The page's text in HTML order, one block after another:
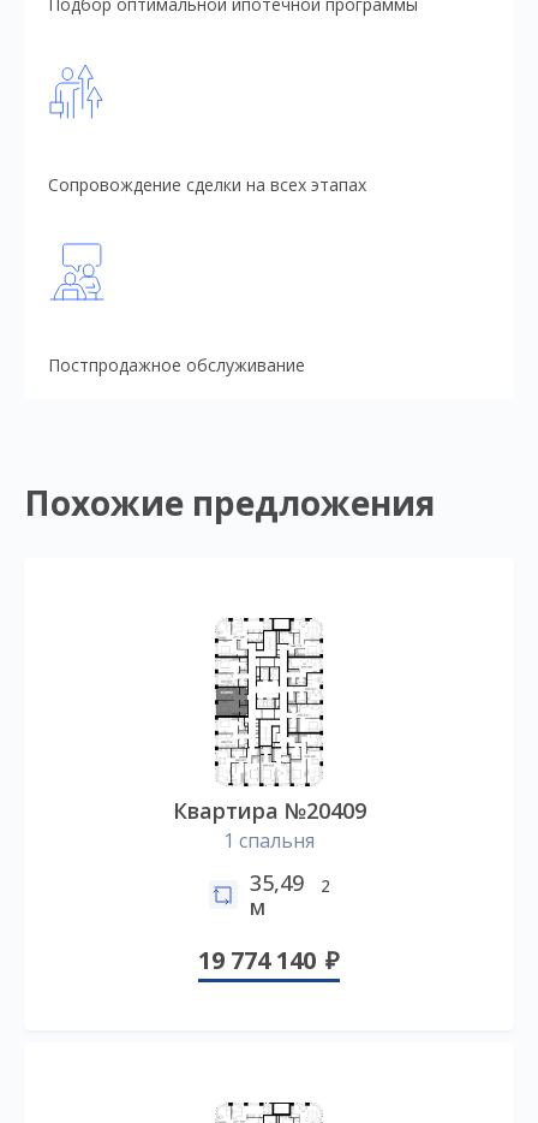
Сопровождение сделки на всех этапах
Постпродажное обслуживание
Похожие предложения
Квартира №20409
1 спальня
35,49
м
2
19 774 140